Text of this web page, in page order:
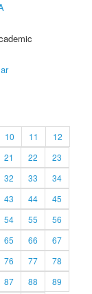
10 11
12
21 22
23
32 33
34
43 44
45
54 55
56
65 66
67
76 77
78
87 88
89